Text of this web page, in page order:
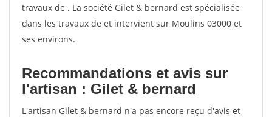
travaux de . La société Gilet & bernard est spécialisée
dans les travaux de et intervient sur Moulins 03000 et
ses environs.
Recommandations et avis sur
l'artisan : Gilet & bernard
L'artisan Gilet & bernard n'a pas encore reçu d'avis et